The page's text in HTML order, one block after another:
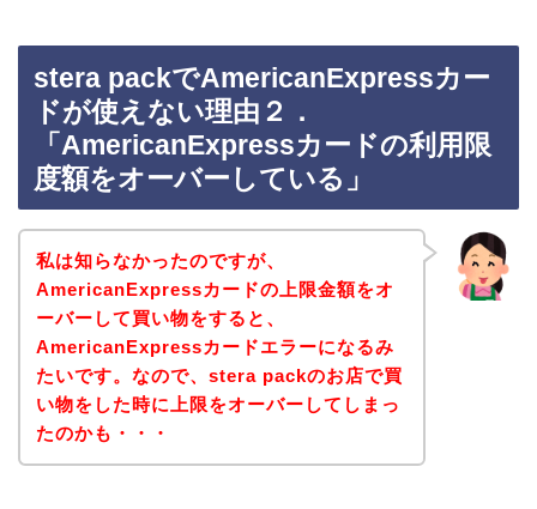
stera packでAmericanExpressカー
ドが使えない理由２．
「AmericanExpressカードの利用限
度額をオーバーしている」
私は知らなかったのですが、
AmericanExpressカードの上限金額をオ
ーバーして買い物をすると、
AmericanExpressカードエラーになるみ
たいです。なので、stera packのお店で買
い物をした時に上限をオーバーしてしまっ
たのかも・・・